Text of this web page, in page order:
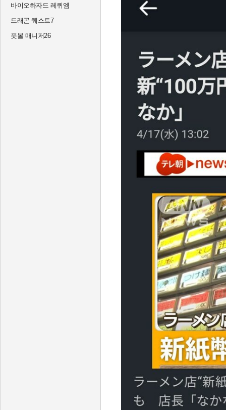
바이오하자드 레퀴엠
드래곤 퀘스트7
풋볼 매니저26